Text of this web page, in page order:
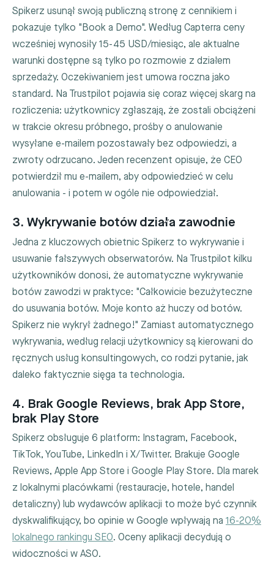
Spikerz usunął swoją publiczną stronę z cennikiem i
pokazuje tylko "Book a Demo". Według Capterra ceny
wcześniej wynosiły 15-45 USD/miesiąc, ale aktualne
warunki dostępne są tylko po rozmowie z działem
sprzedaży. Oczekiwaniem jest umowa roczna jako
standard. Na Trustpilot pojawia się coraz więcej skarg na
rozliczenia: użytkownicy zgłaszają, że zostali obciążeni
w trakcie okresu próbnego, prośby o anulowanie
wysyłane e-mailem pozostawały bez odpowiedzi, a
zwroty odrzucano. Jeden recenzent opisuje, że CEO
potwierdził mu e-mailem, aby odpowiedzieć w celu
anulowania - i potem w ogóle nie odpowiedział.
3. Wykrywanie botów działa zawodnie
Jedna z kluczowych obietnic Spikerz to wykrywanie i
usuwanie fałszywych obserwatorów. Na Trustpilot kilku
użytkowników donosi, że automatyczne wykrywanie
botów zawodzi w praktyce: "Całkowicie bezużyteczne
do usuwania botów. Moje konto aż huczy od botów.
Spikerz nie wykrył żadnego!" Zamiast automatycznego
wykrywania, według relacji użytkownicy są kierowani do
ręcznych usług konsultingowych, co rodzi pytanie, jak
daleko faktycznie sięga ta technologia.
4. Brak Google Reviews, brak App Store,
brak Play Store
Spikerz obsługuje 6 platform: Instagram, Facebook,
TikTok, YouTube, LinkedIn i X/Twitter. Brakuje Google
Reviews, Apple App Store i Google Play Store. Dla marek
z lokalnymi placówkami (restauracje, hotele, handel
detaliczny) lub wydawców aplikacji to może być czynnik
dyskwalifikujący, bo opinie w Google wpływają na 16-20%
lokalnego rankingu SEO. Oceny aplikacji decydują o
widoczności w ASO.